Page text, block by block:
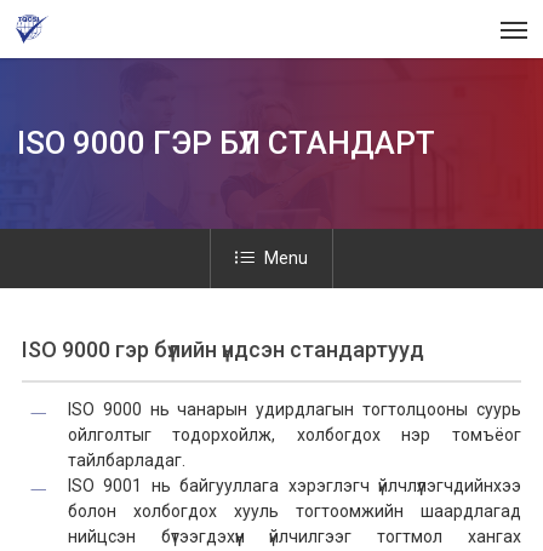
Skip
main
ISO 9000 ГЭР БҮЛ СТАНДАРТ
Menu
ISO 9000 гэр бүлийн үндсэн стандартууд
ISO 9000 нь чанарын удирдлагын тогтолцооны суурь
ойлголтыг тодорхойлж, холбогдох нэр томъёог
тайлбарладаг.
ISO 9001 нь байгууллага хэрэглэгч үйлчлүүлэгчдийнхээ
болон холбогдох хууль тогтоомжийн шаардлагад
нийцсэн бүтээгдэхүүн үйлчилгээг тогтмол хангах